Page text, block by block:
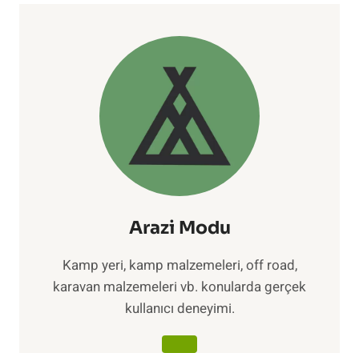
Arazi Modu
Kamp yeri, kamp malzemeleri, off road,
karavan malzemeleri vb. konularda gerçek
kullanıcı deneyimi.